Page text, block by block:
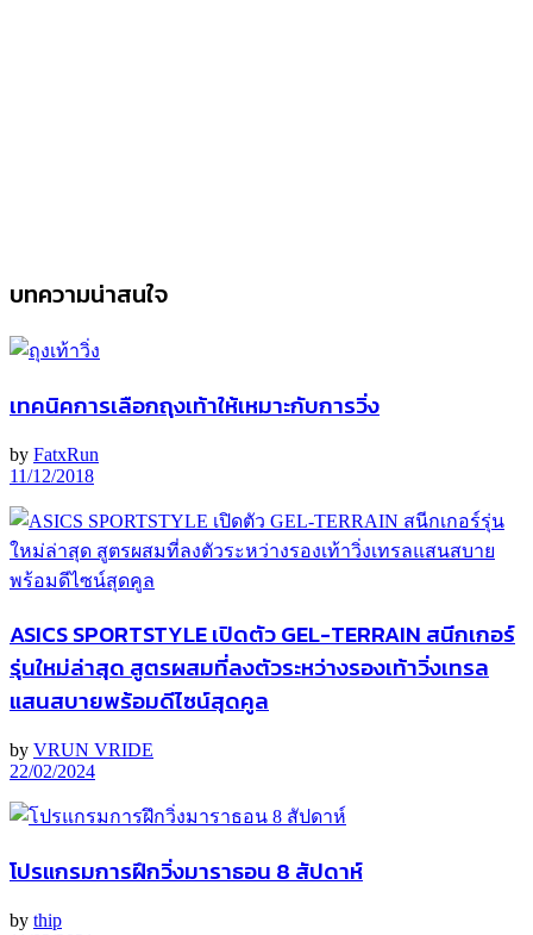
บทความน่าสนใจ
เทคนิคการเลือกถุงเท้าให้เหมาะกับการวิ่ง
by FatxRun
11/12/2018
ASICS SPORTSTYLE เปิดตัว GEL-TERRAIN สนีกเกอร์
รุ่นใหม่ล่าสุด สูตรผสมที่ลงตัวระหว่างรองเท้าวิ่งเทรล
แสนสบายพร้อมดีไซน์สุดคูล
by VRUN VRIDE
22/02/2024
โปรแกรมการฝึกวิ่งมาราธอน 8 สัปดาห์
by thip